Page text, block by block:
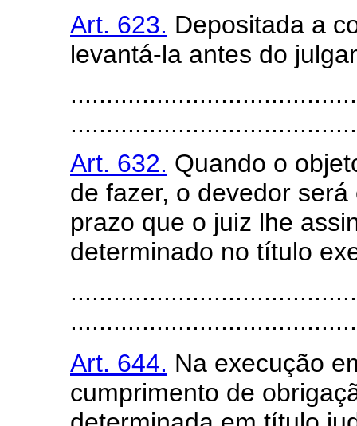
Art. 623. Depositada a
levantá-la antes do
Art. 632. Quando o
de fazer, o devedor
prazo que o juiz lhe
determinado no título
Art. 644. Na execução
cumprimento de